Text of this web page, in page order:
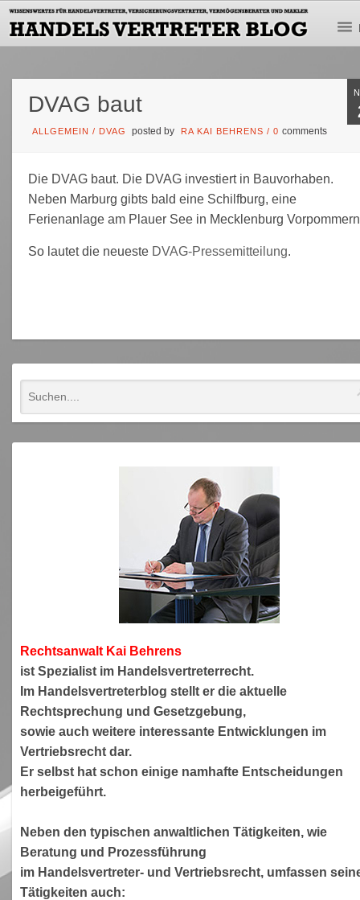
DVAG baut
ALLGEMEIN / DVAG posted by RA KAI BEHRENS /0comments
Die DVAG baut. Die DVAG investiert in Bauvorhaben.
Neben Marburg gibts bald eine Schilfburg, eine
Ferienanlage am Plauer See in Mecklenburg
So lautet die neueste DVAG-Pressemitteilung.
Rechtsanwalt Kai Behrens
ist Spezialist im Handelsvertreterrecht.
Im Handelsvertreterblog stellt er die aktuelle
Rechtsprechung und Gesetzgebung,
sowie auch weitere interessante Entwicklungen im
Vertriebsrecht dar.
Er selbst hat schon einige namhafte Entscheidungen
herbeigeführt.
Neben den typischen anwaltlichen Tätigkeiten, wie
Beratung und Prozessführung
im Handelsvertreter- und Vertriebsrecht, umfassen
Tätigkeiten auch: